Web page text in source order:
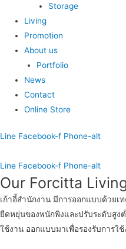
Storage
Living
Promotion
About us
Portfolio
News
Contact
Online Store
Line Facebook-f Phone-alt
Line Facebook-f Phone-alt
Our Forcitta
เก้าอี้สำนักงาน มีการออกแบบด้วย
ยืดหยุ่นของพนักพิงและปรับระดับสูง
ใช้งาน ออกแบบมาเพื่อรองรับการใ